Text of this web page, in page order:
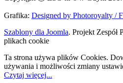
Grafika: Designed by Photoroyalty /
Szablony dla Joomla. Projekt Zespół
plikach cookie
Ta strona używa plików Cookies.
używania i możliwości zmiany
Czytaj więcej...